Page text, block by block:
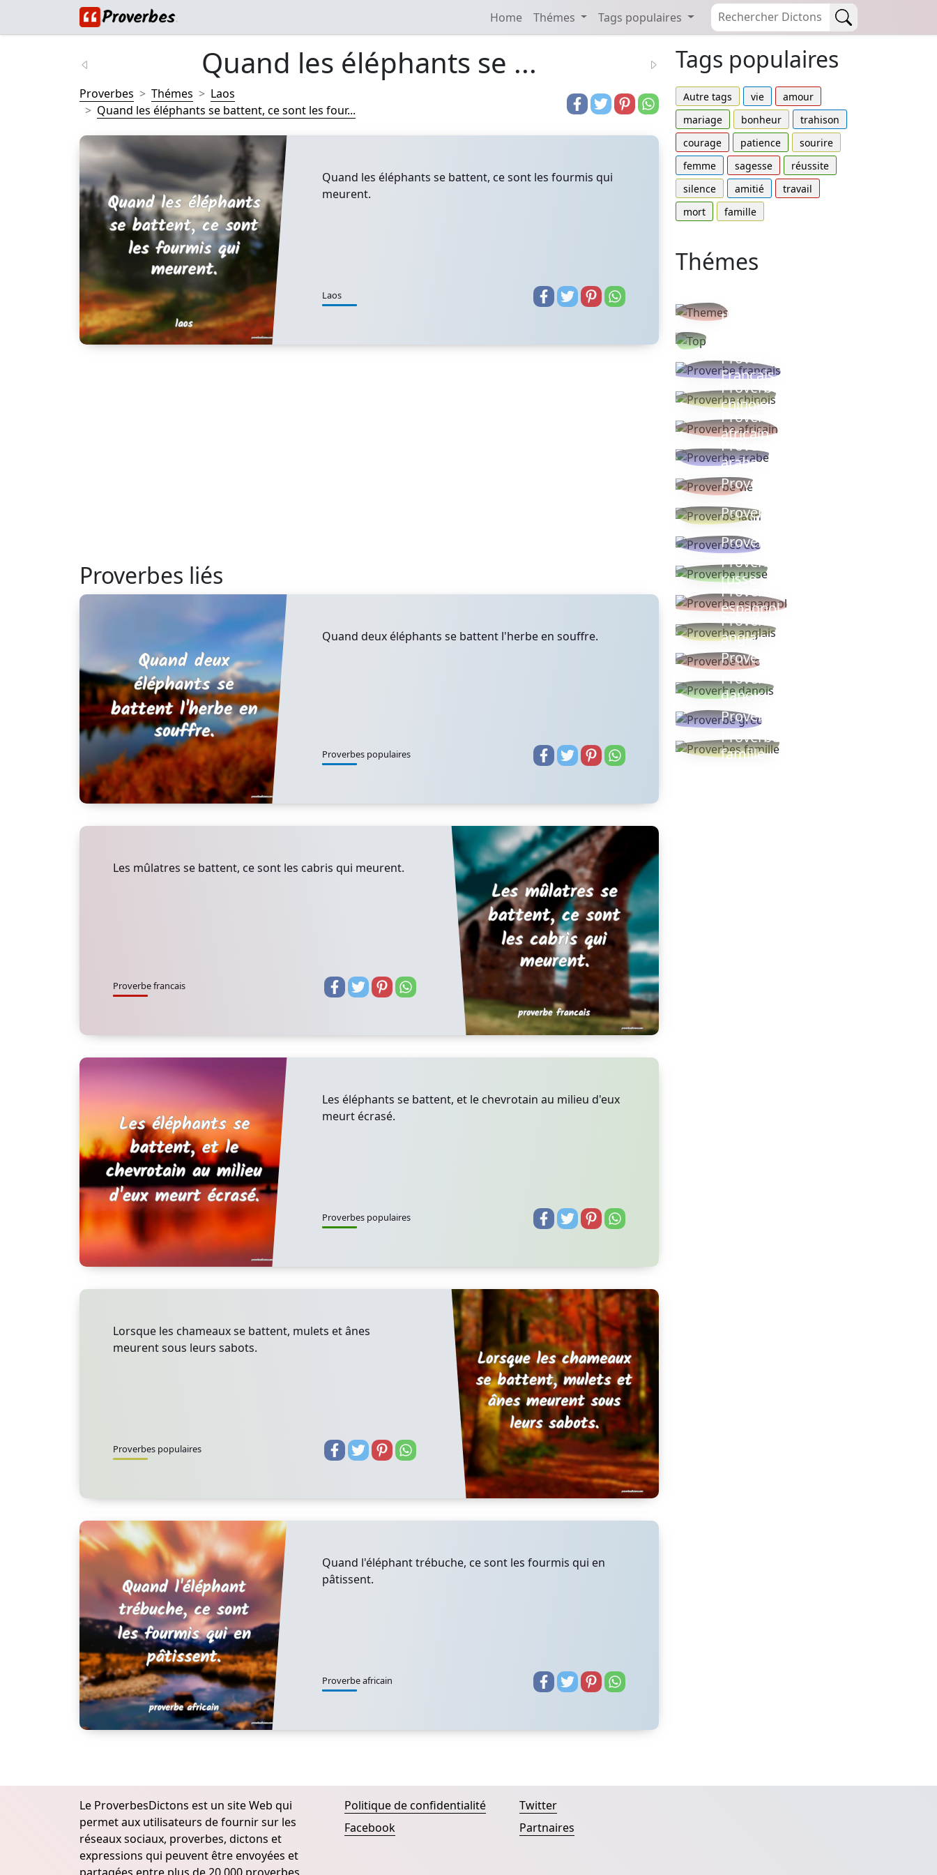
Home Thémes Tags populaires
Quand les éléphants se ...
Proverbes Thémes
Laos
Quand les éléphants se battent, ce sont les four...
Quand les éléphants se battent, ce sont les fourmis qui
meurent.
Laos
Proverbes liés
Quand deux éléphants se battent l'herbe en souffre.
Proverbes populaires
Les mûlatres se battent, ce sont les cabris qui meurent.
Proverbe francais
Les éléphants se battent, et le chevrotain au milieu d'eux
meurt écrasé.
Proverbes populaires
Lorsque les chameaux se battent, mulets et ânes
meurent sous leurs sabots.
Proverbes populaires
Quand l'éléphant trébuche, ce sont les fourmis qui en
pâtissent.
Proverbe africain
Tags populaires
Autre tags vie
amour
mariage
bonheur
trahison
courage
patience
sourire
femme
sagesse
réussite
silence
amitié
travail
mort
famille
Thémes
thèmes
Proverbe
Français
Proverbe
chinois
Proverbe
africain
Proverbe
arabe
Proverbe vie
Proverbe latin
Proverbes ete
Proverbe
russe
Proverbe
espagnol
Proverbe
anglais
Proverbe turc
Proverbe
danois
Proverbe grec
Proverbes
famille
Le ProverbesDictons est un site Web qui
permet aux utilisateurs de fournir sur les
réseaux sociaux, proverbes, dictons et
expressions qui peuvent être envoyées et
Politique de confidentialité
Facebook
Twitter
Partnaires